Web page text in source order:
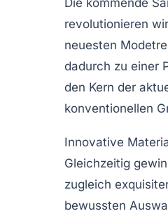
revolutionieren
neuesten
dadurch zu einer
den Kern der
konventionellen
Innovative
Gleichzeitig
zugleich
bewussten